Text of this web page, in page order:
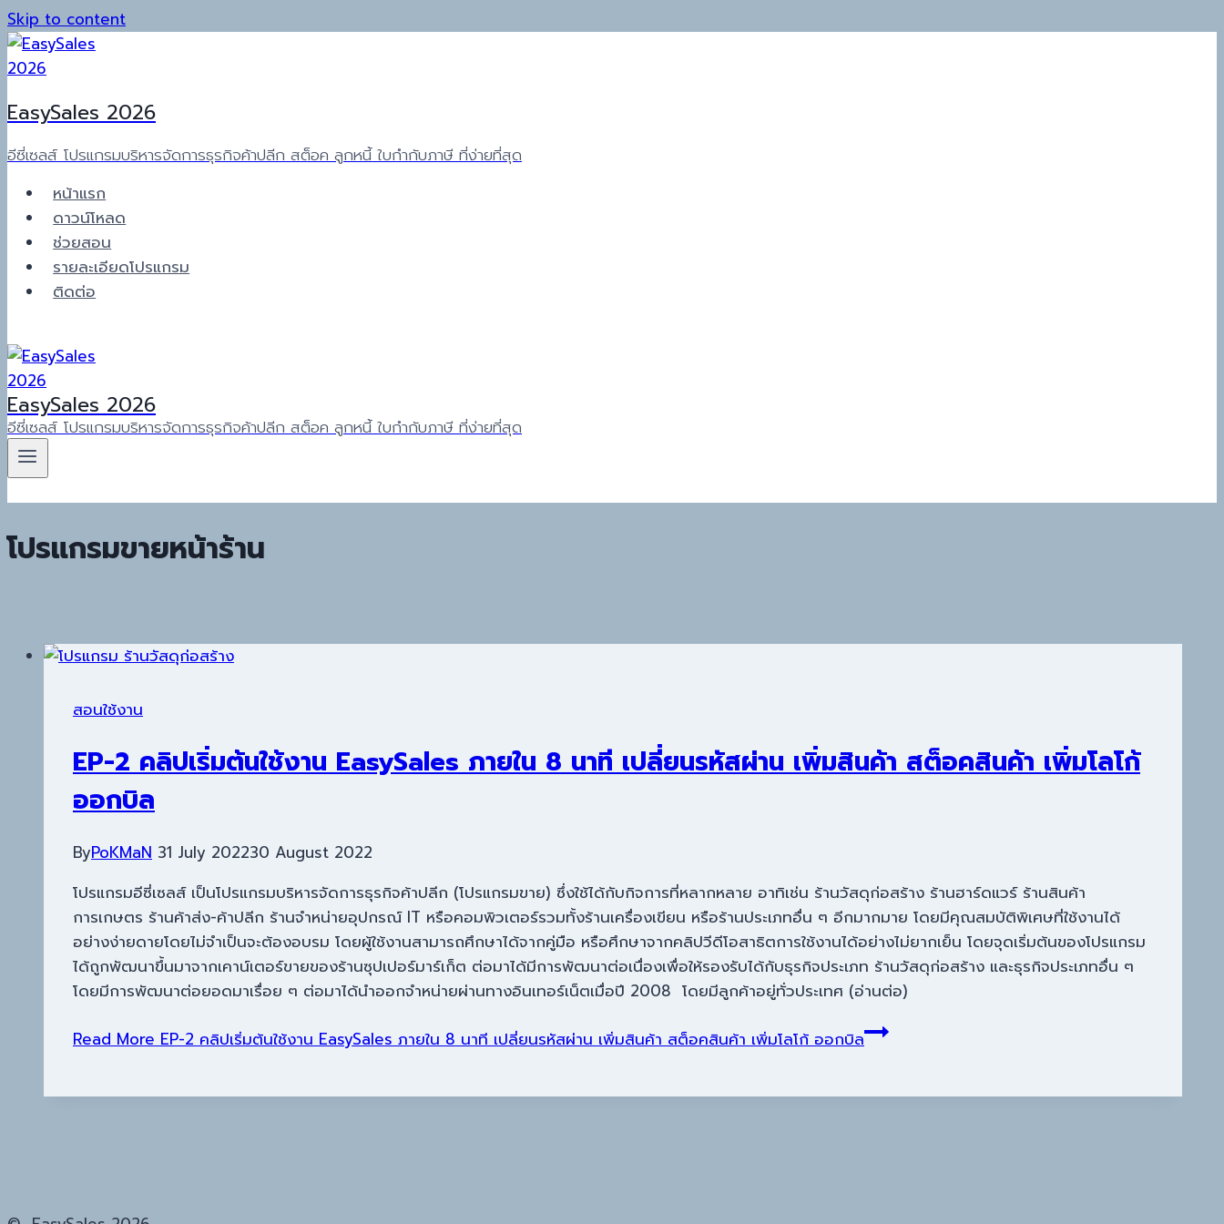
Skip to content
EasySales 2026
อีซี่เซลส์ โปรแกรมบริหารจัดการธุรกิจค้าปลีก สต็อค ลูกหนี้ ใบกำกับภาษี ที่ง่ายที่สุด
หน้าแรก
ดาวน์โหลด
ช่วยสอน
รายละเอียดโปรแกรม
ติดต่อ
EasySales 2026
อีซี่เซลส์ โปรแกรมบริหารจัดการธุรกิจค้าปลีก สต็อค ลูกหนี้ ใบกำกับภาษี ที่ง่ายที่สุด
โปรแกรมขายหน้าร้าน
สอนใช้งาน
EP-2 คลิปเริ่มต้นใช้งาน EasySales ภายใน 8 นาที เปลี่ยนรหัสผ่าน เพิ่มสินค้า สต็อคสินค้า เพิ่มโลโก้
ออกบิล
ByPoKMaN 31 July 202230 August 2022
โปรแกรมอีซี่เซลส์ เป็นโปรแกรมบริหารจัดการธุรกิจค้าปลีก (โปรแกรมขาย) ซึ่งใช้ได้กับกิจการที่หลากหลาย อาทิเช่น ร้านวัสดุก่อสร้าง ร้านฮาร์ดแวร์ ร้านสินค้า
การเกษตร ร้านค้าส่ง-ค้าปลีก ร้านจำหน่ายอุปกรณ์ IT หรือคอมพิวเตอร์รวมทั้งร้านเครื่องเขียน หรือร้านประเภทอื่น ๆ อีกมากมาย โดยมีคุณสมบัติพิเศษที่ใช้งานได้
อย่างง่ายดายโดยไม่จำเป็นจะต้องอบรม โดยผู้ใช้งานสามารถศึกษาได้จากคู่มือ หรือศึกษาจากคลิปวีดีโอสาธิตการใช้งานได้อย่างไม่ยากเย็น โดยจุดเริ่มต้นของโปรแกรม
ได้ถูกพัฒนาขึ้นมาจากเคาน์เตอร์ขายของร้านซุปเปอร์มาร์เก็ต ต่อมาได้มีการพัฒนาต่อเนื่องเพื่อให้รองรับได้กับธุรกิจประเภท ร้านวัสดุก่อสร้าง และธุรกิจประเภทอื่น ๆ
โดยมีการพัฒนาต่อยอดมาเรื่อย ๆ ต่อมาได้นำออกจำหน่ายผ่านทางอินเทอร์เน็ตเมื่อปี 2008 โดยมีลูกค้าอยู่ทั่วประเทศ (อ่านต่อ)
Read MoreEP-2 คลิปเริ่มต้นใช้งาน EasySales ภายใน 8 นาที เปลี่ยนรหัสผ่าน เพิ่มสินค้า สต็อคสินค้า เพิ่มโลโก้ ออกบิล